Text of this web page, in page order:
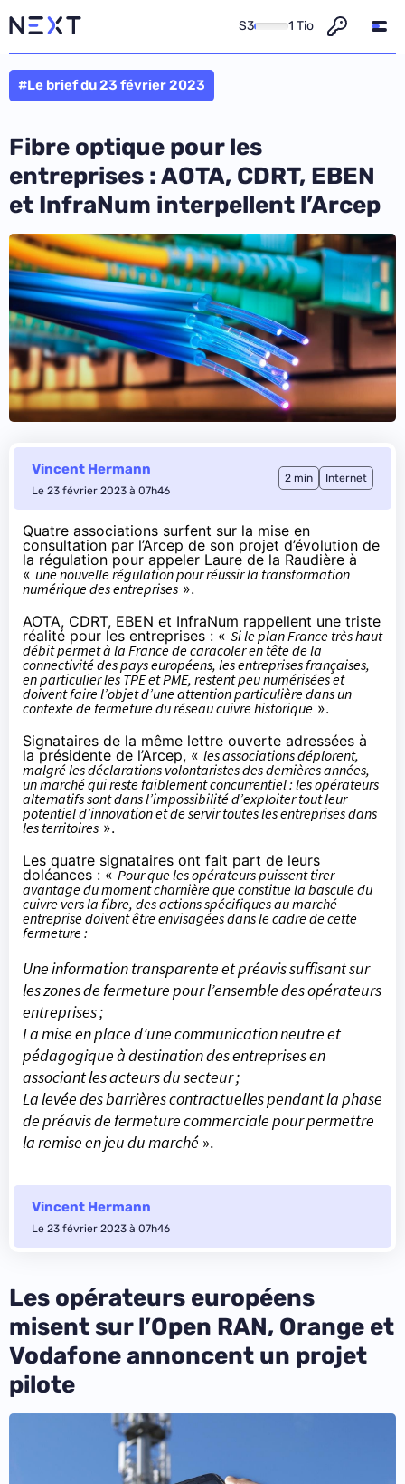
S3 1 Tio
#Le brief du 23 février 2023
Fibre optique pour les
entreprises : AOTA, CDRT, EBEN
et InfraNum interpellent l’Arcep
Vincent Hermann
Le 23 février 2023 à 07h46
2 min Internet
Quatre associations surfent sur la mise en
consultation par l’Arcep de son projet d’évolution de
la régulation pour appeler Laure de la Raudière à
« une nouvelle régulation pour réussir la transformation
numérique des entreprises ».
AOTA, CDRT, EBEN et InfraNum rappellent une triste
réalité pour les entreprises : « Si le plan France très haut
débit permet à la France de caracoler en tête de la
connectivité des pays européens, les entreprises françaises,
en particulier les TPE et PME, restent peu numérisées et
doivent faire l’objet d’une attention particulière dans un
contexte de fermeture du réseau cuivre historique ».
Signataires de la même lettre ouverte adressées à
la présidente de l’Arcep, « les associations déplorent,
malgré les déclarations volontaristes des dernières années,
un marché qui reste faiblement concurrentiel : les opérateurs
alternatifs sont dans l’impossibilité d’exploiter tout leur
potentiel d’innovation et de servir toutes les entreprises dans
les territoires ».
Les quatre signataires ont fait part de leurs
doléances : «Pour que les opérateurs puissent tirer
avantage du moment charnière que constitue la bascule du
cuivre vers la fibre, des actions spécifiques au marché
entreprise doivent être envisagées dans le cadre de cette
fermeture :
Une information transparente et préavis suffisant sur
les zones de fermeture pourl’ensemble des opérateurs
entreprises ;
La mise en place d’une communication neutre et
pédagogique à destination desentreprises en
associant les acteurs du secteur ;
La levée des barrières contractuelles pendant la phase
de préavis de fermeturecommerciale pour permettre
la remise en jeu du marché ».
Vincent Hermann
Le 23 février 2023 à 07h46
Les opérateurs européens
misent sur l’Open RAN, Orange et
Vodafone annoncent un projet
pilote